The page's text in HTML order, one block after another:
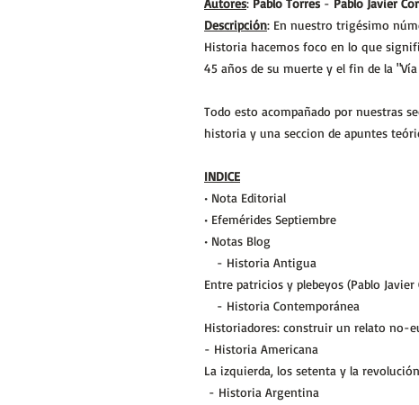
Autores: Pablo Torres - Pablo Javier
Descripción: En nuestro trigésimo
Historia hacemos foco en lo que
45 años de su muerte y el fin de la
Todo esto acompañado por nuestras
historia y una seccion de apuntes
INDICE
• Nota Editorial
• Efemérides Septiembre
• Notas Blog
- Historia Antigua
Entre patricios y plebeyos (Pablo Javier
- Historia Contemporánea
Historiadores: construir un relato no-
- Historia Americana
La izquierda, los setenta y la
- Historia Argentina